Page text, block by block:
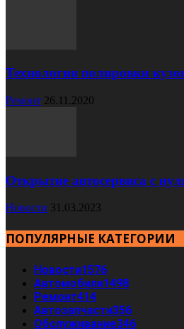
Технология полировки
Ремонт 26.11.2020
Открытие автосервиса с
Новости 31.03.2023
ПОПУЛЯРНЫЕ КАТЕГОРИИ
Новости1576
Автомобили1498
Ремонт414
Автозапчасти356
Обслуживание346